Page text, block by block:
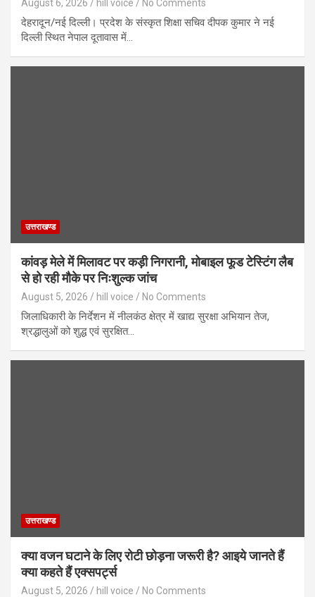
August 6, 2026 hill voice No Comments
देहरादून/नई दिल्ली। प्रदेश के संस्कृत शिक्षा सचिव दीपक कुमार ने नई
दिल्ली स्थित नेपाल दूतावास में…
उत्तराखण्ड
कांवड़ मेले में मिलावट पर कड़ी निगरानी, मोबाइल फूड टेस्टिंग लैब
से हो रही मौके पर निःशुल्क जांच
August 5, 2026 hill voice No Comments
जिलाधिकारी के निर्देशन में नीलकंठ क्षेत्र में खाद्य सुरक्षा अभियान तेज,
श्रद्धालुओं को शुद्ध एवं सुरक्षित…
उत्तराखण्ड
क्या वजन घटाने के लिए रोटी छोड़ना जरूरी है? आइये जानते हैं
क्या कहते हैं एक्सपर्ट्स
August 5, 2026 hill voice No Comments